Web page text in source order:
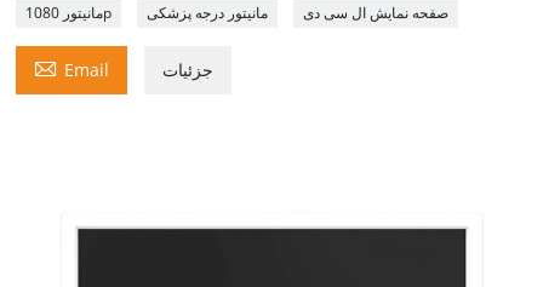
مانیتور 1080p مانیتور درجه پزشکی صفحه نمایش ال سی دی
 Email جزئیات